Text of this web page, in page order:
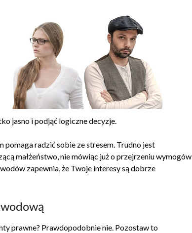
jasno i podjąć logiczne decyzje.
radzić sobie ze stresem. Trudno jest
małżeństwo, nie mówiąc już o przejrzeniu wymogów
zapewnia, że Twoje interesy są dobrze
prawne? Prawdopodobnie nie. Pozostaw to